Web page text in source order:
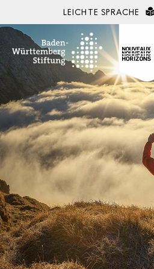
Zum Inhalt springen
LEICHTE SPRACHE